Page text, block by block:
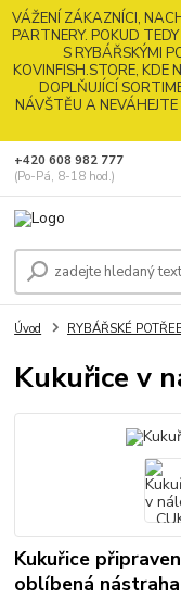
VÁŽENÍ ZÁKAZNÍCI,
PARTNERY. POKUD
S RYBÁŘSKÝMI
KOVINFISH.STORE, KDE
DOPLŇUJÍCÍ
NÁVŠTĚU A
+420 608 982 777
(Po-Pá, 8-18 hod.)
Úvod RYBÁŘSKÉ
Kukuřice v
Kukuřice
oblíbená